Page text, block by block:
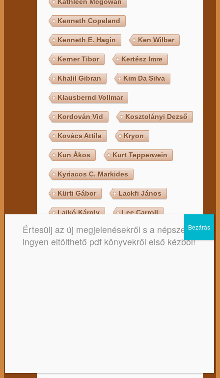
Kathleen Mcgowan
Kenneth Copeland
Kenneth E. Hagin Ken Wilber
Kerner Tibor Kertész Imre
Khalil Gibran Kim Da Silva
Klausbernd Vollmar
Kordován Vid Kosztolányi Dezső
Kovács Attila Kryon
Kun Ákos Kurt Tepperwein
Kyriacos C. Markides
Kürti Gábor Lackfi János
Lajkó Károly Lee Carroll
Leslie Abraham
Értesülj az új megjelenésekről s a népszerű,
ingyen eltölthető pdf könyvekről első kézből!